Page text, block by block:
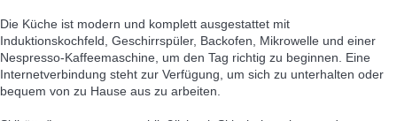
Die Küche ist modern und komplett ausgestattet mit
Induktionskochfeld, Geschirrspüler, Backofen, Mikrowelle und einer
Nespresso-Kaffeemaschine, um den Tag richtig zu beginnen. Eine
Internetverbindung steht zur Verfügung, um sich zu unterhalten oder
bequem von zu Hause aus zu arbeiten.